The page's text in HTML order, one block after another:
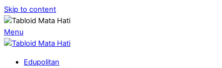
Skip to content
Menu
Edupolitan